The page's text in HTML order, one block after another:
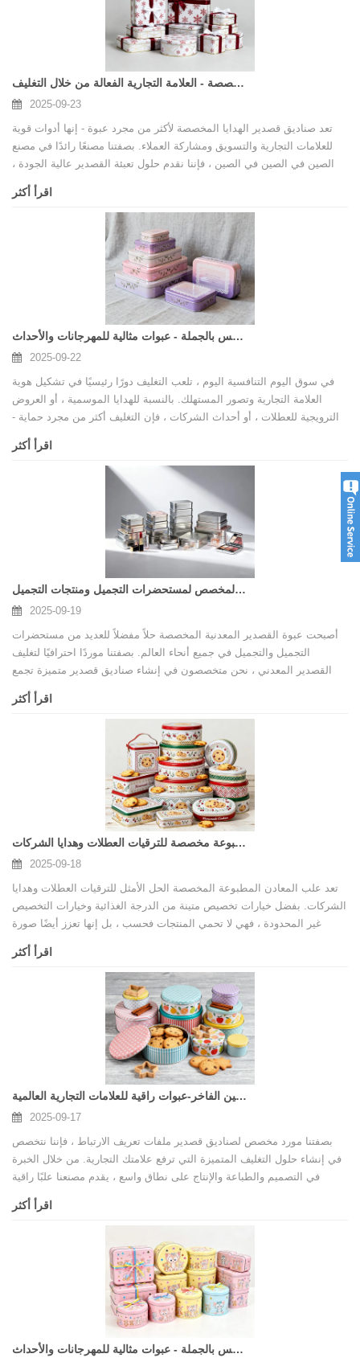
صناديق قصدير هدايا الشعار المخصصة - العلامة التجارية الفعالة من خلال التغليف
2025-09-23
تعد صناديق قصدير الهدايا المخصصة لأكثر من مجرد عبوة - إنها أدوات قوية
للعلامات التجارية والتسويق ومشاركة العملاء. بصفتنا مصنعًا رائدًا في مصنع
الصين في الصين في الصين ، فإننا نقدم حلول تعبئة القصدير عالية الجودة ،
اقرأ أكثر
هدايا تين بوكس ​​بالجملة - عبوات مثالية للمهرجانات والأحداث
2025-09-22
في سوق اليوم التنافسية اليوم ، تلعب التغليف دورًا رئيسيًا في تشكيل هوية
العلامة التجارية وتصور المستهلك. بالنسبة للهدايا الموسمية ، أو العروض
الترويجية للعطلات ، أو أحداث الشركات ، فإن التغليف أكثر من مجرد حماية -
إنها فرصة لتقديم قيمة العلامة التجارية. أصبحت صناديق القصدير واحدة من
أكثر خيارات التغليف موثوقية ومتميزة في جميع أنحاء العالم. بصفته موردًا
مخصصًا لتغليف القصدير ، يوفر مصنعنا للشركات تخصيصًا مرنًا وتصميمًا مبتكرًا
اقرأ أكثر
تغليف القصدير المعدني المخصص لمستحضرات التجميل ومنتجات التجميل
2025-09-19
أصبحت عبوة القصدير المعدنية المخصصة حلاً مفضلاً للعديد من مستحضرات
التجميل والتجميل في جميع أنحاء العالم. بصفتنا موردًا احترافيًا لتغليف
القصدير المعدني ، نحن متخصصون في إنشاء صناديق قصدير متميزة تجمع
بين التصميم الأنيق والمتانة والمواد المستدامة. من مجموعات العناية بالبشرة
إلى صناديق هدايا المكياج ، لا تحمي عبوات القصدير المخصصة منتجاتك
اقرأ أكثر
علب معدنية مطبوعة مخصصة للترقيات العطلات وهدايا الشركات
2025-09-18
تعد علب المعادن المطبوعة المخصصة الحل الأمثل للترقيات العطلات وهدايا
الشركات. بفضل خيارات تخصيص متينة من الدرجة الغذائية وخيارات التخصيص
غير المحدودة ، فهي لا تحمي المنتجات فحسب ، بل إنها تعزز أيضًا صورة
العلامة التجارية. إن الشراكة مع مورد صندوق قصدير معدني مخصص من فئة
اقرأ أكثر
مصنع تين بوكي تين الفاخر-عبوات راقية للعلامات التجارية العالمية
2025-09-17
بصفتنا مورد مخصص لصناديق قصدير ملفات تعريف الارتباط ، فإننا نتخصص
في إنشاء حلول التغليف المتميزة التي ترفع علامتك التجارية. من خلال الخبرة
في التصميم والطباعة والإنتاج على نطاق واسع ، يقدم مصنعنا علبًا راقية
اقرأ أكثر
هدايا تين بوكس ​​بالجملة - عبوات مثالية للمهرجانات والأحداث